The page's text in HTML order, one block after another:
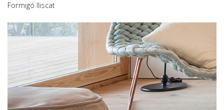
Formigó lliscat